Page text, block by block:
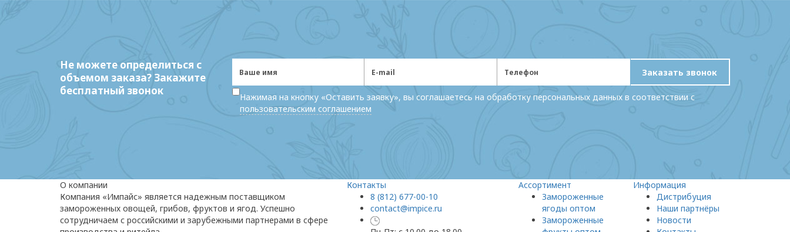
Не можете определиться с
объемом заказа? Закажите
бесплатный звонок
Заказать звонок
Нажимая на кнопку «Оставить заявку», вы соглашаетесь на обработку персональных данных в соответствии с
пользовательским соглашением
О компании
Компания «Импайс» является надежным поставщиком
замороженных овощей, грибов, фруктов и ягод. Успешно
сотрудничаем с российскими и зарубежными партнерами в сфере
Контакты
8 (812) 677-00-10
contact@impice.ru
Ассортимент
Замороженные
ягоды оптом
Замороженные
Информация
Дистрибуция
Наши партнёры
Новости